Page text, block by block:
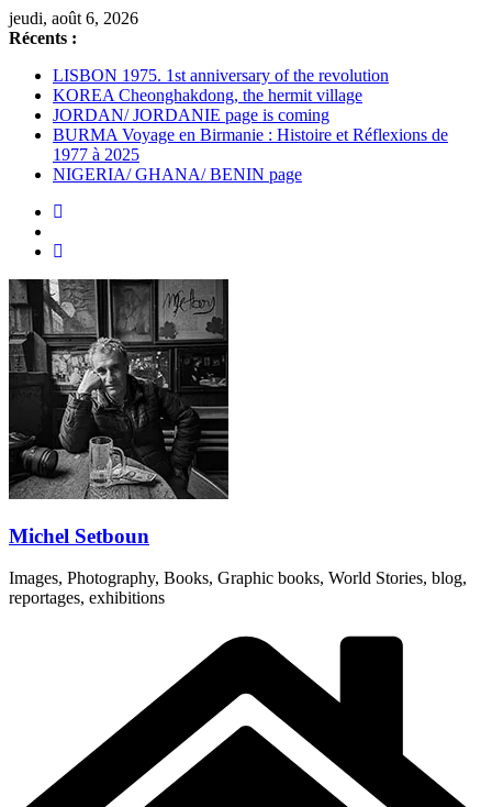
Passer
au
jeudi, août 6, 2026
Récents :
LISBON 1975. 1st anniversary of the revolution
KOREA Cheonghakdong, the hermit village
JORDAN/ JORDANIE page is coming
BURMA Voyage en Birmanie : Histoire et Réflexions de
1977 à 2025
NIGERIA/ GHANA/ BENIN page
Michel Setboun
Images, Photography, Books, Graphic books, World Stories, blog,
reportages, exhibitions